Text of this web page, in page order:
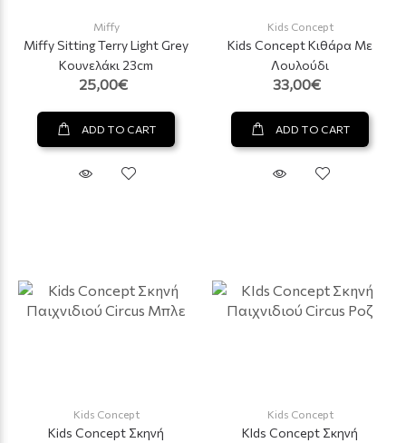
Miffy
Miffy Sitting Terry Light Grey
Κουνελάκι 23cm
25,00€
ADD TO CART
Kids Concept
Kids Concept Κιθάρα Με
Λουλούδι
33,00€
ADD TO CART
Kids Concept
Kids Concept Σκηνή
Kids Concept
KIds Concept Σκηνή